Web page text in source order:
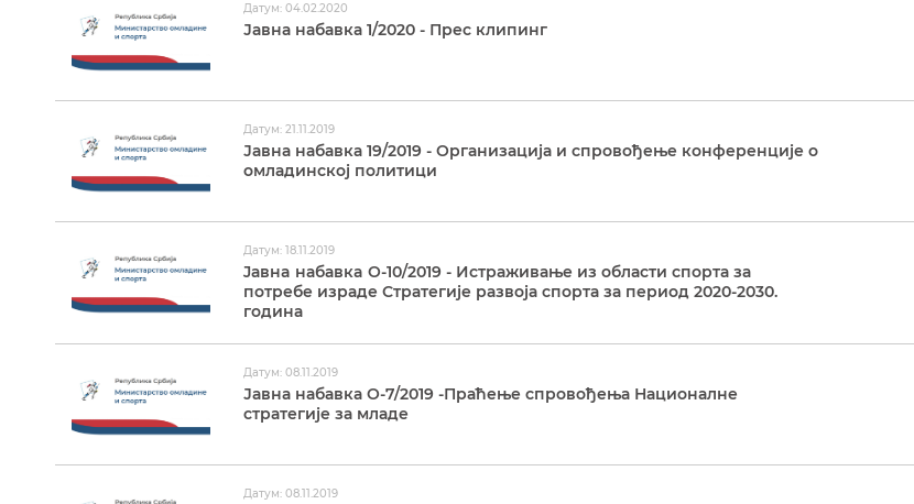
Датум: 04.02.2020
Јавна набавка 1/2020 - Прес клипинг
Датум: 21.11.2019
Јавна набавка 19/2019 - Организација и спровођење конференције о
омладинској политици
Датум: 18.11.2019
Jавнa набавкa О-10/2019 - Истраживање из области спорта за
потребе израде Стратегије развоја спорта за период 2020-2030.
година
Датум: 08.11.2019
Јавна набавка О-7/2019 -Праћење спровођења Националне
стратегије за младе
Датум: 08.11.2019